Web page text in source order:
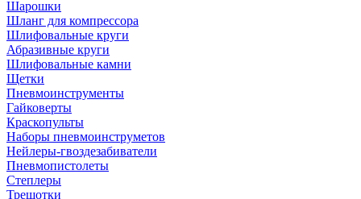
Шарошки
Шланг для компрессора
Шлифовальные круги
Абразивные круги
Шлифовальные камни
Щетки
Пневмоинструменты
Гайковерты
Краскопульты
Наборы пневмоинструметов
Нейлеры-гвоздезабиватели
Пневмопистолеты
Степлеры
Трещотки